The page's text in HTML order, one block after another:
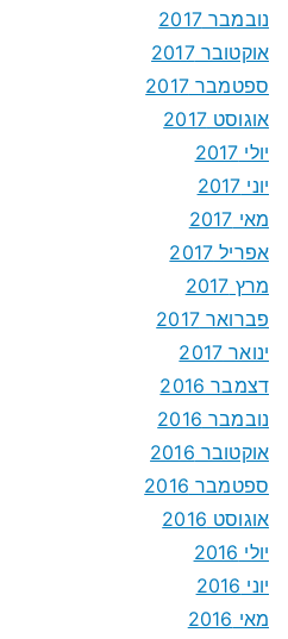
נובמבר 2017
אוקטובר 2017
ספטמבר 2017
אוגוסט 2017
יולי 2017
יוני 2017
מאי 2017
אפריל 2017
מרץ 2017
פברואר 2017
ינואר 2017
דצמבר 2016
נובמבר 2016
אוקטובר 2016
ספטמבר 2016
אוגוסט 2016
יולי 2016
יוני 2016
מאי 2016